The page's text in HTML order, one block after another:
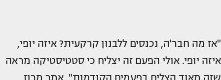
"אז מה חבר'ה, נכנסים ללבנון קרקעית? איזה יופי,
איזה יופי. אולי הפעם זה יצליח כי סטטיסטיקה מראה
שזה מאוד הצליח בפעמים הקודמות", אמר מרוז